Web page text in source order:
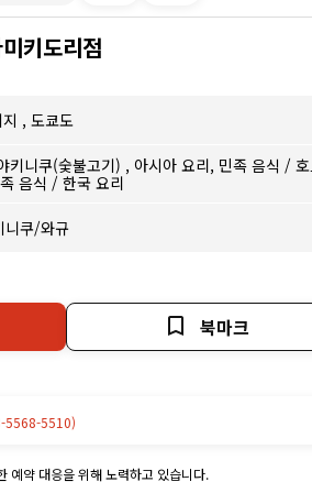
키도리점
, 도쿄도
키니쿠(숯불고기) , 아시아 요리, 민족 음식 /
음식 / 한국 요리
니쿠/와규
북마크
5568-5510)
예약 대응을 위해 노력하고 있습니다.